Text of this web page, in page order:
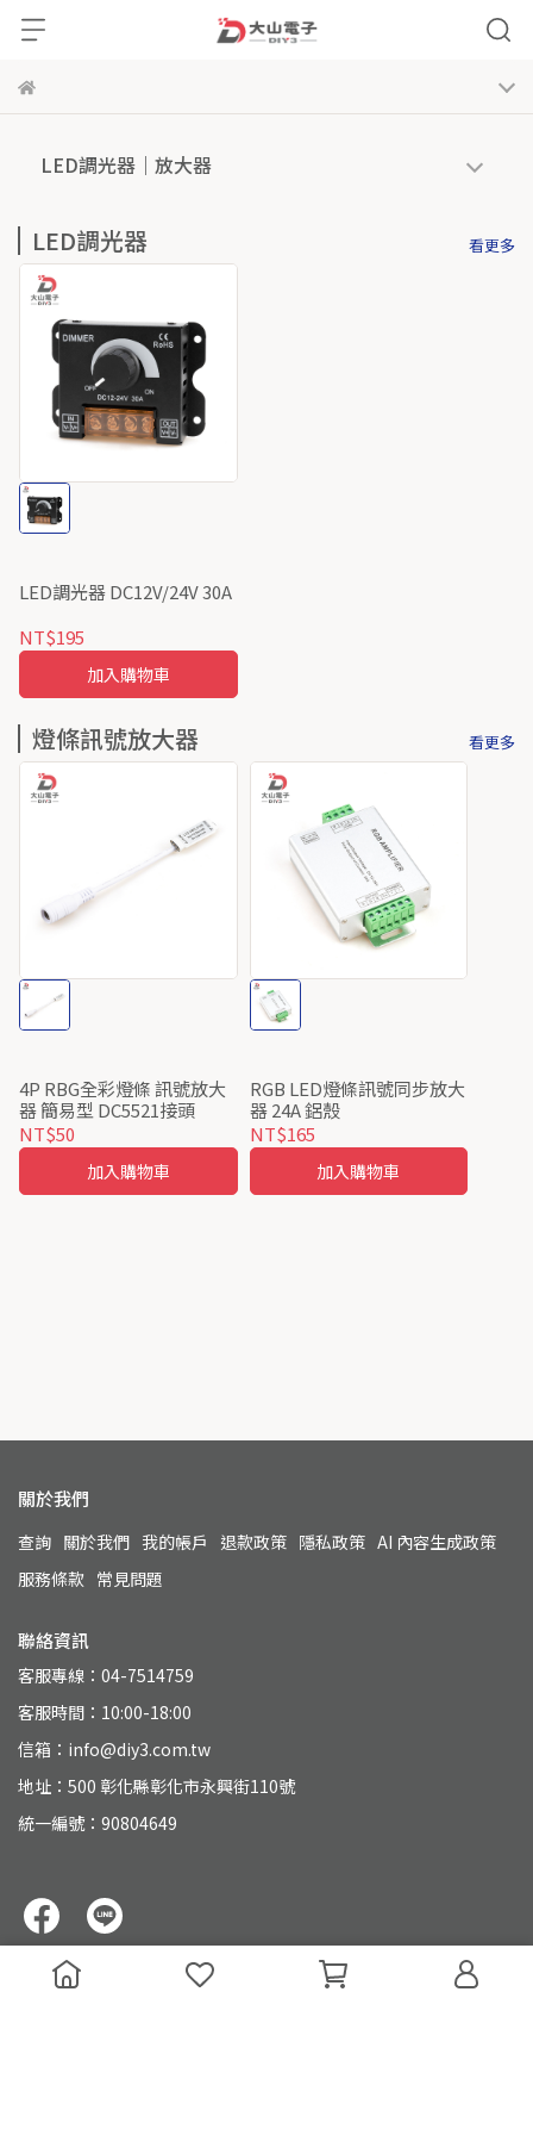
LED調光器｜放大器
LED調光器 看更多
LED調光器 DC12V/24V 30A
NT$195
加入購物車
燈條訊號放大器 看更多
4P RBG全彩燈條 訊號放大
器 簡易型 DC5521接頭
NT$50
加入購物車
RGB LED燈條訊號同步放大
器 24A 鋁殼
NT$165
加入購物車
關於我們
查詢 關於我們 我的帳戶 退款政策 隱私政策 AI 內容生成政策
服務條款 常見問題
聯絡資訊
客服專線：04-7514759
客服時間：10:00-18:00
信箱：info@diy3.com.tw
地址：500 彰化縣彰化市永興街110號
統一編號：90804649